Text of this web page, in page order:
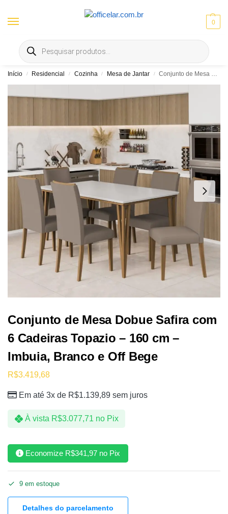
0
Entrega gratis em Goiânia e Aparecida | ⚡ 10% OFF no Pix
Início / Residencial / Cozinha / Mesa de Jantar / Conjunto de Mesa Dobue Safira com 6 Cadeiras Topazio – 160 cm – Imbuia, Branco e Off Bege
Conjunto de Mesa Dobue Safira com
6 Cadeiras Topazio – 160 cm –
Imbuia, Branco e Off Bege
R$3.419,68
À vista R$3.077,71 no Pix
Em até 3x de R$1.139,89 sem juros
Economize R$341,97 no Pix
9 em estoque
Detalhes do parcelamento